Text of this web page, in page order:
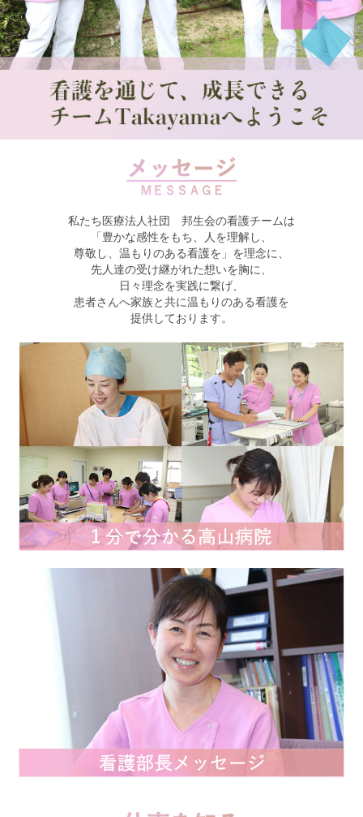
私たち医療法人社団 邦生会の看護チームは
「豊かな感性をもち、人を理解し、
尊敬し、温もりのある看護を」を理念に、
先人達の受け継がれた想いを胸に、
日々理念を実践に繋げ、
患者さんへ家族と共に温もりのある看護を
提供しております。